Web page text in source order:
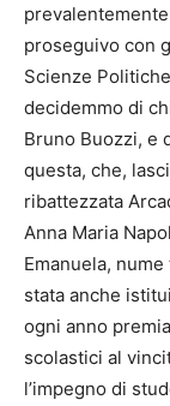
proseguivo con
Scienze
decidemmo di
Bruno Buozzi, e
questa, che,
ribattezzata
Anna Maria
Emanuela,
stata anche
ogni anno
scolastici al
l’impegno di